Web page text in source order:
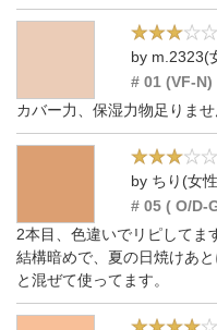
by m.2323(
# 01 (VF-N)
カバー力、保湿力物足りま
by ちり(女
# 05 ( O/D-
2本目、色違いでリピしてま
結構暗めで、夏の日焼けあ
と混ぜて使ってます。